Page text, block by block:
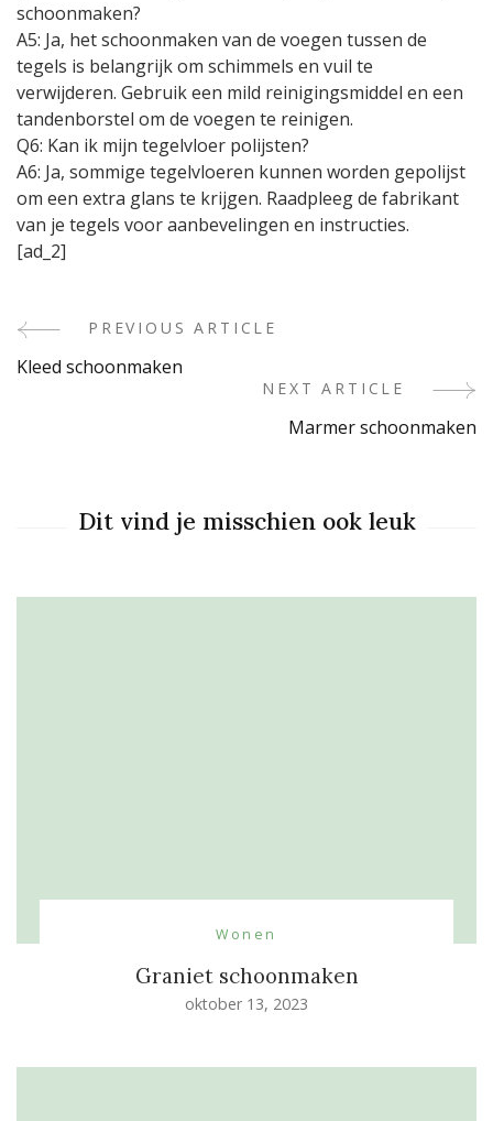
schoonmaken?
A5: Ja, het schoonmaken van de voegen tussen de
tegels is belangrijk om schimmels en vuil te
verwijderen. Gebruik een mild reinigingsmiddel en een
tandenborstel om de voegen te reinigen.
Q6: Kan ik mijn tegelvloer polijsten?
A6: Ja, sommige tegelvloeren kunnen worden gepolijst
om een extra glans te krijgen. Raadpleeg de fabrikant
van je tegels voor aanbevelingen en instructies.
[ad_2]
PostPREVIOUS ARTICLE
Kleed schoonmaken
NEXT ARTICLE
Marmer schoonmaken
Dit vind je misschien ook leuk
Wonen
Graniet schoonmaken
oktober 13, 2023